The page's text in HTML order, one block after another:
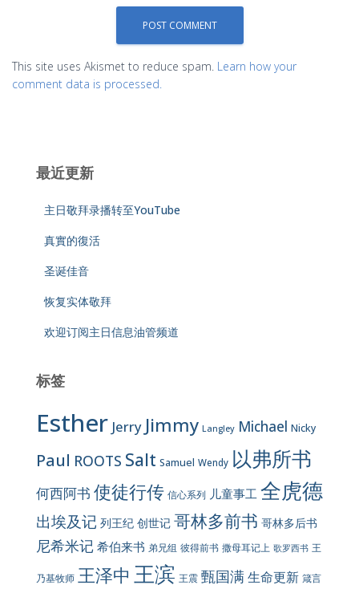
This site uses Akismet to reduce spam. Learn how your
comment data is processed.
最近更新
主日敬拜录播转至YouTube
真實的復活
圣诞佳音
恢复实体敬拜
欢迎订阅主日信息油管频道
标签
Esther Jerry Jimmy Langley Michael Nicky
Paul ROOTS Salt Samuel Wendy 以弗所书
何西阿书 使徒行传 信心系列 儿童事工 全虎德
出埃及记 列王纪 创世记 哥林多前书 哥林多后书
尼希米记 希伯来书 弟兄组 彼得前书 撒母耳记上 歌罗西书 王
乃基牧师 王泽中 王滨 王震 甄国满生命更新 箴言